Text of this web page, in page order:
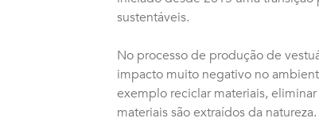
sustentáveis.
No processo de produção de
impacto muito negativo no
exemplo reciclar materiais,
materiais são extraídos da natureza.